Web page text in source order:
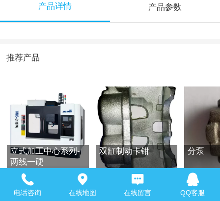
产品详情 产品参数
推荐产品
立式加工中心系列-
两线一硬
双缸制动卡钳 分泵
电话咨询 在线地图 在线留言 QQ客服